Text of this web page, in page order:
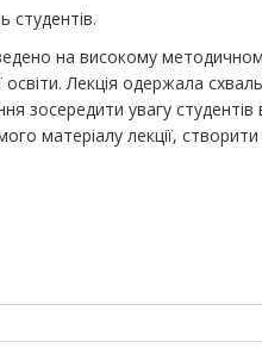
студентів.
на високому
Лекція одержала
зосередити увагу
матеріалу лекції,